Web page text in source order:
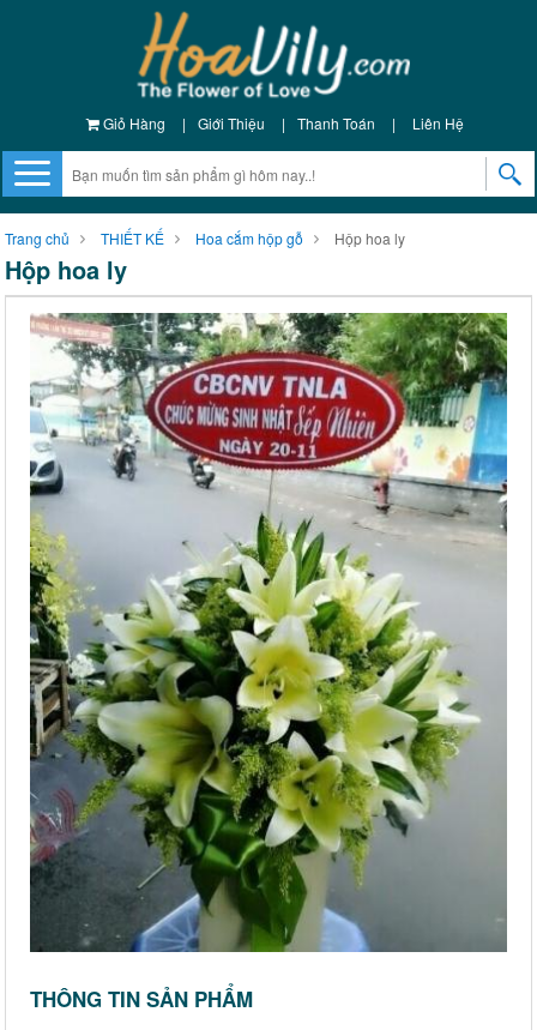
Giỏ Hàng | Giới Thiệu | Thanh Toán | Liên Hệ
Trang chủ THIẾT KẾ Hoa cắm hộp gỗ Hộp hoa ly
Hộp hoa ly
THÔNG TIN SẢN PHẨM